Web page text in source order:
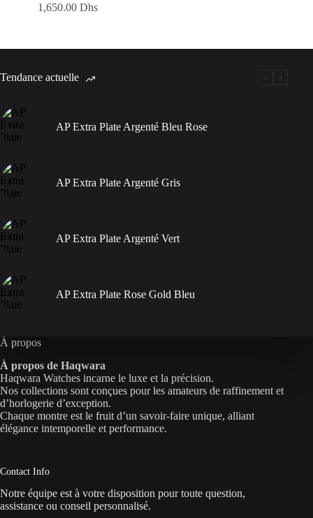
1,650.00Dhs
Tendance actuelle
AP Extra Plate Argenté Bleu Rose
AP Extra Plate Argenté Gris
AP Extra Plate Argenté Vert
AP Extra Plate Rose Gold Bleu
À propos
À propos de Haqwara
Haqwara Watches incarne le luxe et la précision.
Nos collections sont conçues pour les amateurs de raffinement et
d’horlogerie d’exception.
Chaque montre est le fruit d’un savoir-faire unique, alliant
élégance intemporelle et performance.
Contact Info
Notre équipe est à votre disposition pour toute question,
assistance ou conseil personnalisé.